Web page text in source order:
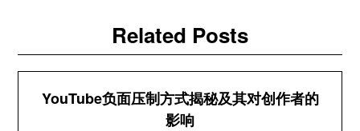
Related Posts
YouTube负面压制方式揭秘及其对创作者的
影响